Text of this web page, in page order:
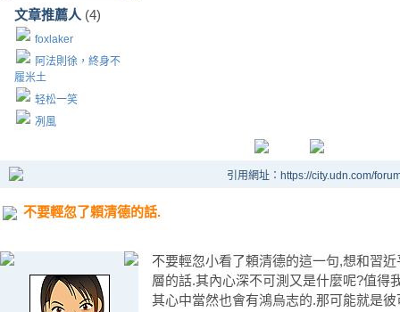
文章推薦人 (4)
foxlaker
阿法則徐，終身不
履米土
轻松一笑
冽風
引用網址：https://city.udn.com/
不要輕忽了頼清德的話.
不要輕忽小看了頼清德的這一句,想和習
層的話.其內心深不可測又是什麼呢?值得
其心中當然也會有鴻烏志的.那可能就是